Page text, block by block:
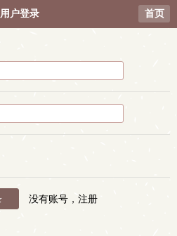
用户登录 首页
没有账号，注册